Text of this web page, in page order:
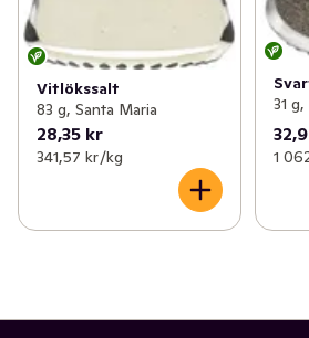
Vitlökssalt
83 g, Santa Maria
28,35 kr
341,57 kr /kg
31
1